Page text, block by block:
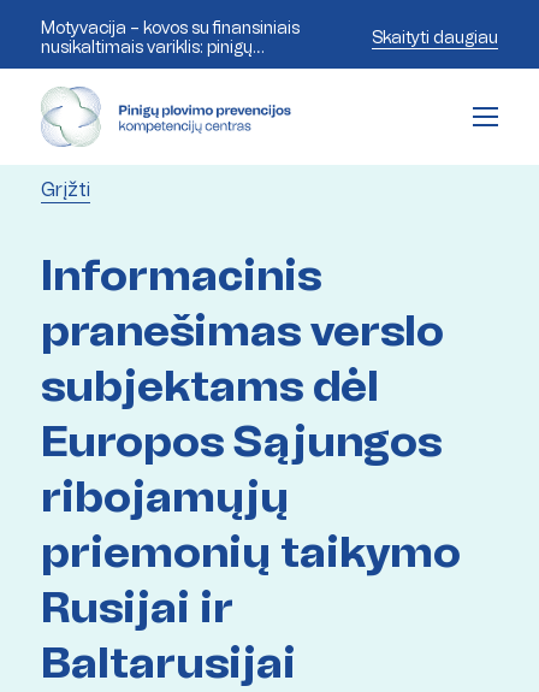
Motyvacija – kovos su finansiniais
nusikaltimais variklis: pinigų
plovimo prevencijos ekspertai
aptaria šiandienos iššūkius
Skaityti daugiau
Grįžti
Informacinis
pranešimas verslo
subjektams dėl
Europos Sąjungos
ribojamųjų
priemonių taikymo
Rusijai ir
Baltarusijai